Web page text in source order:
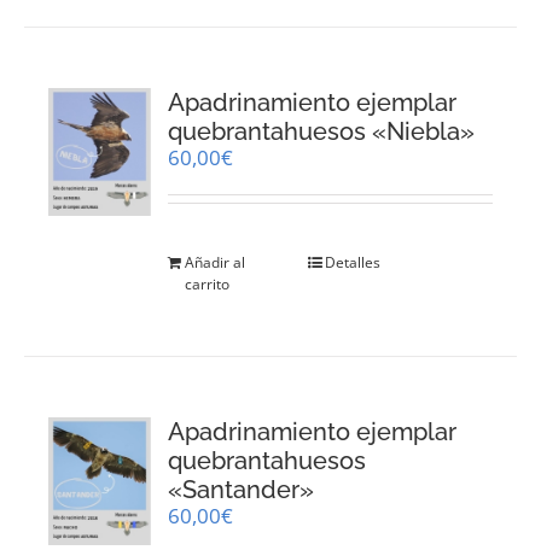
Apadrinamiento ejemplar
quebrantahuesos «Niebla»
60,00€
Añadir al
carrito
Detalles
Apadrinamiento ejemplar
quebrantahuesos
«Santander»
60,00€